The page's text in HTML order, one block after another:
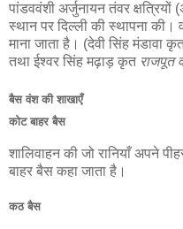
पांडववंशी अर्जुनायन तंवर
स्थान पर दिल्ली की स्थापना की।
माना जाता है। (देवी सिंह मंडावा
तथा ईश्वर सिंह मढ़ाड़ कृत राजपूत
बैस वंश की शाखाएँ
कोट बाहर बैस
शालिवाहन की जो रानियाँ अपने
बाहर बैस कहा जाता है।
कठ बैस